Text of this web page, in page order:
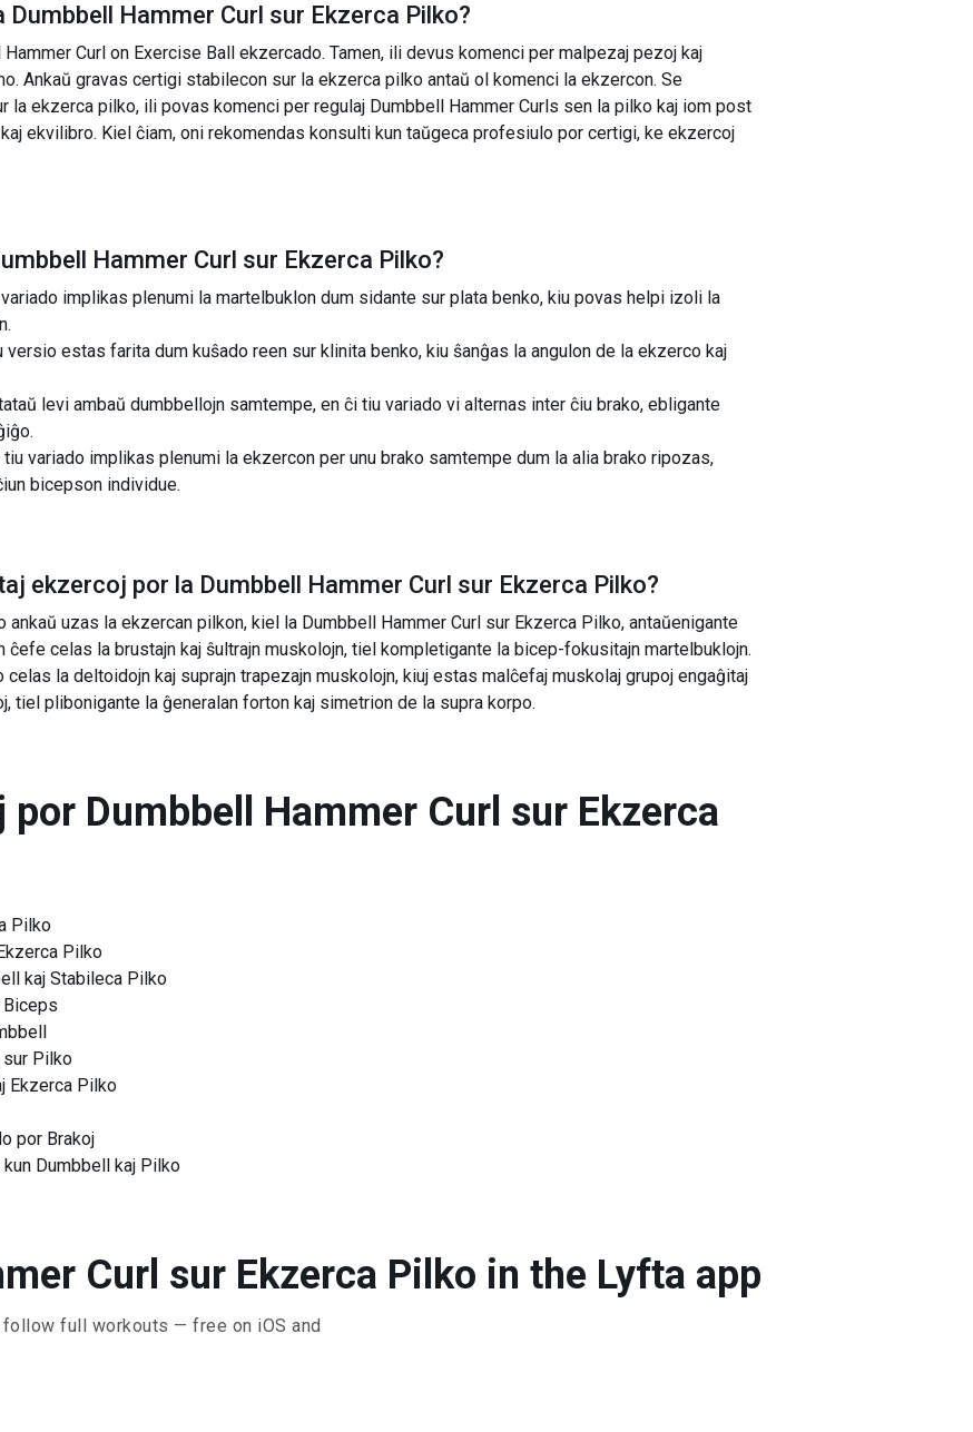
Dumbbell Hammer Curl sur Ekzerca Pilko?
Curl on Exercise Ball ekzercado. Tamen, ili devus komenci per malpezaj pezoj kaj
Ankaŭ gravas certigi stabilecon sur la ekzerca pilko antaŭ ol komenci la ekzercon. Se
la ekzerca pilko, ili povas komenci per regulaj Dumbbell Hammer Curls sen la pilko kaj iom post
ekvilibro. Kiel ĉiam, oni rekomendas konsulti kun taŭgeca profesiulo por certigi, ke ekzercoj
Hammer Curl sur Ekzerca Pilko?
implikas plenumi la martelbuklon dum sidante sur plata benko, kiu povas helpi izoli la
versio estas farita dum kuŝado reen sur klinita benko, kiu ŝanĝas la angulon de la ekzerco kaj
levi ambaŭ dumbbellojn samtempe, en ĉi tiu variado vi alternas inter ĉiu brako, ebligante
tiu variado implikas plenumi la ekzercon per unu brako samtempe dum la alia brako ripozas,
bicepson individue.
ekzercoj por la Dumbbell Hammer Curl sur Ekzerca Pilko?
uzas la ekzercan pilkon, kiel la Dumbbell Hammer Curl sur Ekzerca Pilko, antaŭenigante
ĉefe celas la brustajn kaj ŝultrajn muskolojn, tiel kompletigante la bicep-fokusitajn martelbuklojn.
celas la deltoidojn kaj suprajn trapezajn muskolojn, kiuj estas malĉefaj muskolaj grupoj engaĝitaj
tiel plibonigante la ĝeneralan forton kaj simetrion de la supra korpo.
por Dumbbell Hammer Curl sur Ekzerca
Pilko
Pilko
kaj Stabileca Pilko
Biceps
sur Pilko
Ekzerca Pilko
por Brakoj
Dumbbell kaj Pilko
Curl sur Ekzerca Pilko in the Lyfta app
full workouts — free on iOS and